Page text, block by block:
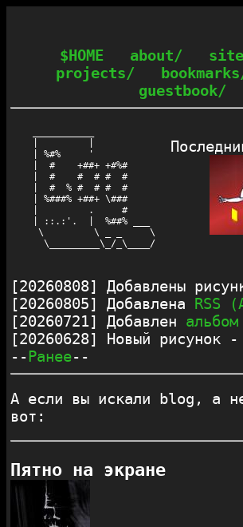
$HOME about/
projects/
guestbook/
| %#%     '
|  #    +##+ +#%#
|  #    #  # #  #
|  #  % #  # #  #
| %###% +##+ \###
|         .     #
| ::.:'.  |  %##% ___
\         \ _ _     \
  \_________\_/_\____/
[20260808] Добавлены
[20260805] Добавлена RSS
[20260721] Добавлен альбом
[20260628] Новый рисунок -
--Ранее--
А если вы искали blog, а
вот:
Пятно на экране